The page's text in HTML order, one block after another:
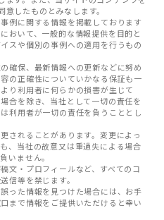
したものとみなします。
例に関する情報を掲載しております
おいて、一般的な情報提供を目的と
スや個別の事例への適用を行うもの
確保、最新情報への更新などに努め
の正確性についていかなる保証も一
り利用者に何らかの損害が生じて
合を除き、当社として一切の責任を
利用者が一切の責任を負うこととし
されることがあります。変更によっ
、当社の故意又は重過失による場合
いません。
文・プロフィールなど、すべてのコ
信等を禁じます。
った情報を見つけた場合には、お手
まで情報をご提供いただけると幸い